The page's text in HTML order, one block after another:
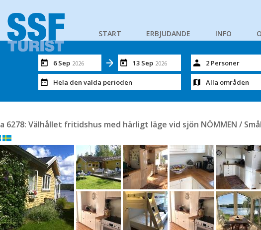
START ERBJUDANDE INFO
6 Sep 2026 13 Sep 2026
Hela den valda perioden
2 Personer
Alla områden
6278: Välhållet fritidshus med härligt läge vid sjön NÖMMEN /